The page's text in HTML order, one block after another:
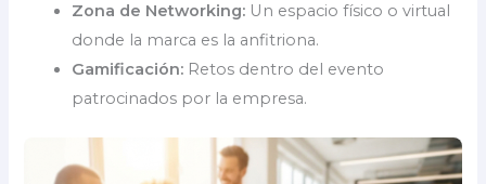
Zona de Networking: Un espacio físico o virtual
donde la marca es la anfitriona.
Gamificación: Retos dentro del evento
patrocinados por la empresa.